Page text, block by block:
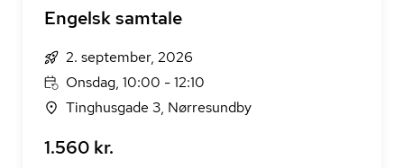
Engelsk samtale
2. september, 2026
Onsdag, 10:00 - 12:10
Tinghusgade 3, Nørresundby
1.560 kr.